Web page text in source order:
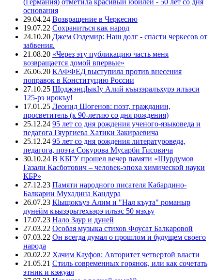
(Германия) отметила красивый юбилей - 50 лет со дня
основания
29.04.24 Возвращение в Черкесию
19.07.22 Сохраниться как народ
24.10.20 Джем Оздемир: Наш долг - спасти черкесов от
забвения.
21.08.20 «Через эту публикацию часть меня
возвращается домой впервые»
26.06.20 КАФФЕД выступила против внесения
поправок в Конституцию России
27.10.25 ЩоджэнцIыкIу Алий къызэралъхурэ илъэси
125-рэ ирокъу!
17.01.25 Леонид Шогенов: поэт, гражданин,
просветитель (к 90-летию со дня рождения)
25.12.24 95 лет со дня рождения ученого-языковеда и
педагога Гяургиева Хатики Закираевича
25.12.24 95 лет со дня рождения литературоведа,
педагога, поэта Сокурова Мусарби Гисовича
30.10.24 В КБГУ прошел вечер памяти «Шурдумов
Газали Касботович – человек-эпоха химической науки
КБР»
27.12.23 Памяти народного писателя Кабардино-
Балкарии Мухадина Кандура
26.07.23 Кlыщокъуэ Алим и "Нал къута" романыр
дунейм къызэрытехьэрэ илъэс 50 мэхъу
17.07.23 Нало Заур и дуней
27.03.22 Особая музыка стихов Фоусат Балкаровой
07.03.22 Он всегда думал о прошлом и будущем своего
народа
20.02.22 Хачим Кауфов: Авторитет четвертой власти
21.05.21 Стиль современных горянок, или как сочетать
этник и кэжуал